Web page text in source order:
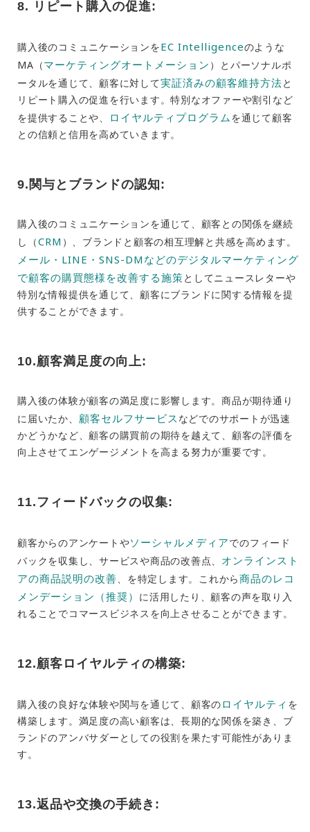
8. リピート購入の促進:
購入後のコミュニケーションをEC Intelligenceのような
MA（マーケティングオートメーション ）とパーソナルポ
ータルを通じて、顧客に対して実証済みの顧客維持方法と
リピート購入の促進を行います。特別なオファーや割引など
を提供することや、
ロイヤルティプログラムを通じて顧客
との信頼と信用を高めていきます。
9.関与とブランドの認知:
購入後のコミュニケーションを通じて、顧客との関係を継続
し（CRM ）、ブランドと顧客の相互理解と共感を高めます。
メール・LINE・SNS-DMなどのデジタルマーケティング
で顧客の購買態様を改善する施策としてニュースレターや
特別な情報提供を通じて、顧客にブランドに関する情報を提
供することができます。
10.顧客満足度の向上:
購入後の体験が顧客の満足度に影響します。商品が期待通り
に届いたか、 顧客セルフサービス などでのサポートが迅速
かどうかなど、顧客の購買前の期待を越えて、顧客の評価を
向上させてエンゲージメントを高まる努力が重要です。
11.フィードバックの収集:
顧客からのアンケートやソーシャルメディアでのフィード
バックを収集し、サービスや商品の改善点、 オンラインスト
アの商品説明の改善、を特定します。これから商品のレコ
メンデーション（推奨） に活用したり、顧客の声を取り入
れることでコマースビジネスを向上させることができます。
12.顧客ロイヤルティの構築:
購入後の良好な体験や関与を通じて、顧客のロイヤルティ を
構築します。満足度の高い顧客は、長期的な関係を築き、ブ
ランドのアンバサダーとしての役割を果たす可能性がありま
す。
13.返品や交換の手続き: